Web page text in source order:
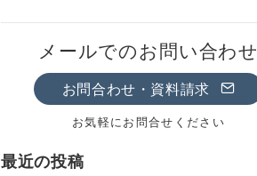
メールでのお問い合わせ
お問合わせ・資料請求
お気軽にお問合せください
最近の投稿